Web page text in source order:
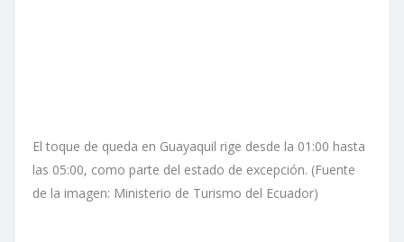
El toque de queda en Guayaquil rige desde la 01:00 hasta
las 05:00, como parte del estado de excepción. (Fuente
de la imagen: Ministerio de Turismo del Ecuador)